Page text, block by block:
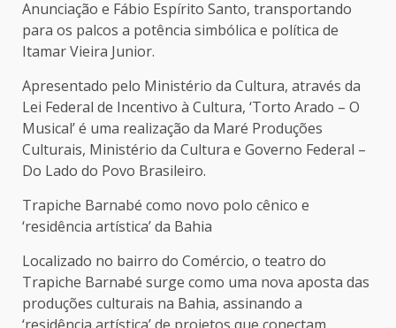
Anunciação e Fábio Espírito Santo, transportando
para os palcos a potência simbólica e política de
Itamar Vieira Junior.
Apresentado pelo Ministério da Cultura, através da
Lei Federal de Incentivo à Cultura, ‘Torto Arado – O
Musical’ é uma realização da Maré Produções
Culturais, Ministério da Cultura e Governo Federal –
Do Lado do Povo Brasileiro.
Trapiche Barnabé como novo polo cênico e
‘residência artística’ da Bahia
Localizado no bairro do Comércio, o teatro do
Trapiche Barnabé surge como uma nova aposta das
produções culturais na Bahia, assinando a